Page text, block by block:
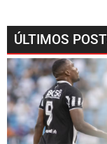
ÚLTIMOS